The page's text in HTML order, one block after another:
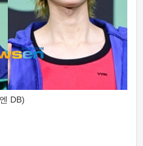
DB)